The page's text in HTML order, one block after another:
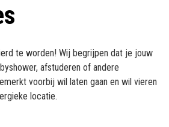
te worden! Wij begrijpen dat je jouw
afstuderen of andere
voorbij wil laten gaan en wil vieren
locatie.